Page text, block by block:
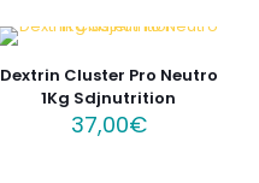
Dextrin Cluster Pro Neutro
1Kg Sdjnutrition
37,00€